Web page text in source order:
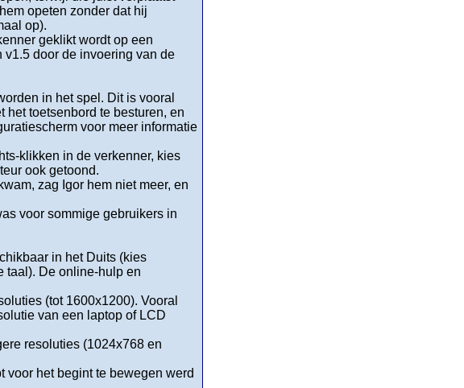
opeten zonder dat hij
op).
geklikt wordt op een
v1.5 door de invoering van de
in het spel. Dit is vooral
het toetsenbord te besturen, en
voor meer informatie
klikken in de verkenner, kies
ook getoond.
zag Igor hem niet meer, en
voor sommige gebruikers in
in het Duits (kies
taal). De online-hulp en
(tot 1600x1200). Vooral
van een laptop of LCD
resoluties (1024x768 en
voor het begint te bewegen werd